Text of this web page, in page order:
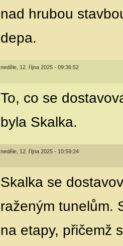
nad hrubou
depa.
neděle, 12. října 2025 - 09:36:52
To, co se
byla Skalka.
neděle, 12. října 2025 - 10:59:24
Skalka se
raženým tunelům.
na etapy, přičemž